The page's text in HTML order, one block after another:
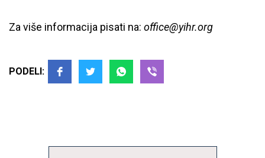
Za više informacija pisati na: office@yihr.org
PODELI: